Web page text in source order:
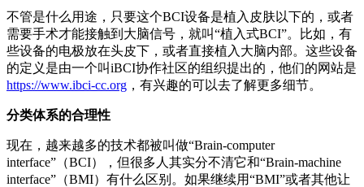
不管是什么用途，只要这个BCI设备是植入皮肤以下的，或者
需要手术才能接触到大脑信号，就叫“植入式BCI”。比如，有
些设备的电极放在头皮下，或者直接植入大脑内部。这些设备
的定义是由一个叫iBCI协作社区的组织提出的，他们的网站是
https://www.ibci-cc.org ，有兴趣的可以去了解更多细节。
分类体系的合理性
现在，越来越多的技术都被叫做“Brain-computer
interface”（BCI），但很多人其实分不清它和“Brain-machine
interface”（BMI）有什么区别。如果继续用“BMI”或者其他让